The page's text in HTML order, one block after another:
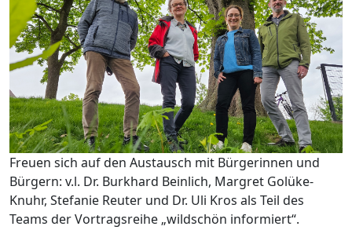
Freuen sich auf den Austausch mit Bürgerinnen und
Bürgern: v.l. Dr. Burkhard Beinlich, Margret Golüke-
Knuhr, Stefanie Reuter und Dr. Uli Kros als Teil des
Teams der Vortragsreihe „wildschön informiert“.